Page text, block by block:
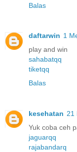
Balas
daftarwin 1
play and win
sahabatqq
tiketqq
Balas
kesehatan 21
Yuk coba ceh
jaguarqq
rajabandarq